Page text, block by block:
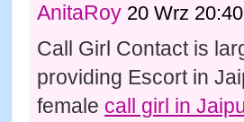
AnitaRoy 20 Wrz 20:40
Call Girl Contact is
providing Escort in
female call girl in